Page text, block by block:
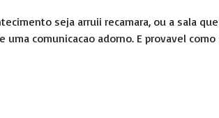
seja arruii recamara, ou a sala que
comunicacao adorno. E provavel como